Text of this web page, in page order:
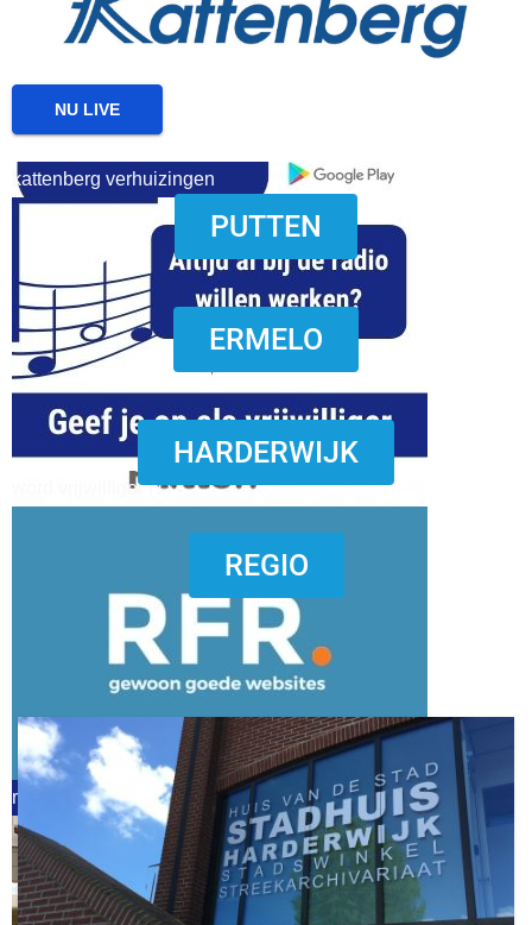
download onzze App
word vrijwilliger (1)
kattenberg verhuizingen
word vrijwilliger (1)
refreshed webdesign putten
NU LIVE
PUTTEN
ERMELO
HARDERWIJK
REGIO